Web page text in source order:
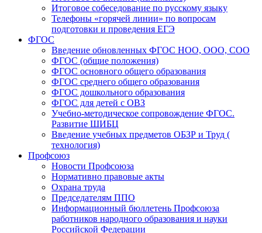
Итоговое собеседование по русскому языку
Телефоны «горячей линии» по вопросам
подготовки и проведения ЕГЭ
ФГОС
Введение обновленных ФГОС НОО, ООО, СОО
ФГОС (общие положения)
ФГОС основного общего образования
ФГОС среднего общего образования
ФГОС дошкольного образования
ФГОС для детей с ОВЗ
Учебно-методическое сопровождение ФГОС.
Развитие ШИБЦ
Введение учебных предметов ОБЗР и Труд (
технология)
Профсоюз
Новости Профсоюза
Нормативно правовые акты
Охрана труда
Председателям ППО
Информационный бюллетень Профсоюза
работников народного образования и науки
Российской Федерации